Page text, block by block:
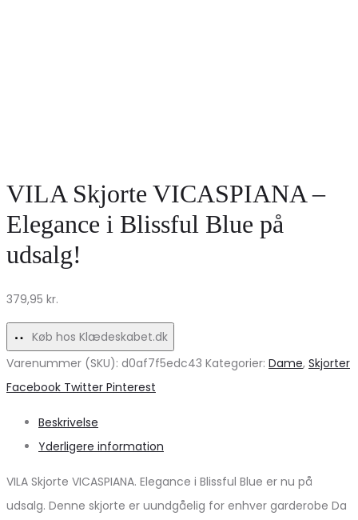
VILA Skjorte VICASPIANA –
Elegance i Blissful Blue på
udsalg!
379,95 kr.
Køb hos Klædeskabet.dk
Varenummer (SKU): d0af7f5edc43 Kategorier: Dame, Skjorter
Share
Facebook Twitter Pinterest
Beskrivelse
Yderligere information
VILA Skjorte VICASPIANA. Elegance i Blissful Blue er nu på
udsalg. Denne skjorte er uundgåelig for enhver garderobe Da